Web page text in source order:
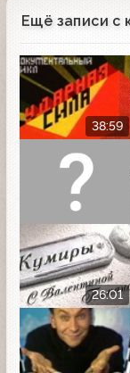
Ещё записи с
38:59
26:01